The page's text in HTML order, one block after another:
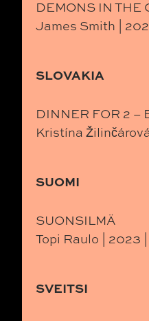
DEMONS IN THE
James Smith |
SLOVAKIA
DINNER FOR 2 –
Kristína
SUOMI
SUONSILMÄ
Topi Raulo | 2023
SVEITSI